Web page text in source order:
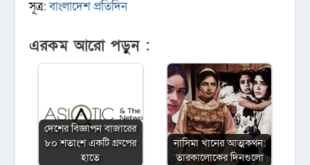
সূত্র:বাংলাদেশ প্রতিদিন
এরকম আরো পড়ুন :
দেশের বিজ্ঞাপন বাজারের
৮০ শতাংশ একটি গ্রুপের
হাতে
নাসিমা খানের আত্মকথন:
তারকালোকের দিনগুলো